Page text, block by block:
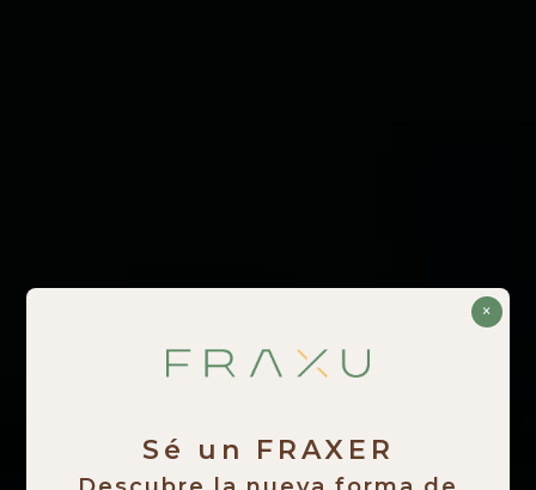
×
Sé un FRAXER